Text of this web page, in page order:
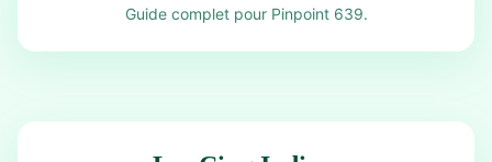
Guide complet pour Pinpoint 639.